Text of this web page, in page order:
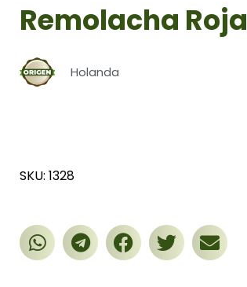
Remolacha Roja
Holanda
SKU: 1328